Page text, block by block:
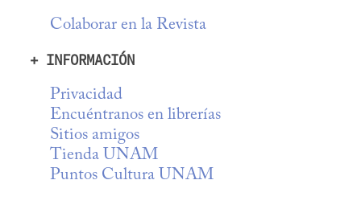
Colaborar en la Revista
+ INFORMACIÓN
Privacidad
Encuéntranos en librerías
Sitios amigos
Tienda UNAM
Puntos Cultura UNAM